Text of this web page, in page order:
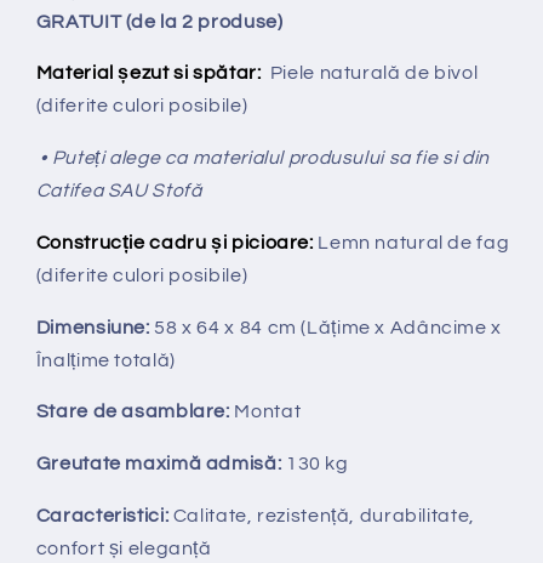
GRATUIT (de la 2 produse)
Material șezut si spătar: Piele naturală de bivol
(diferite culori posibile)
• Puteți alege ca materialul produsului sa fie si din
Catifea SAU Stofă
Construcție cadru și picioare: Lemn natural de fag
(diferite culori posibile)
Dimensiune: 58 x 64 x 84 cm(Lățime x Adâncime x
Înalțime totală)
Stare de asamblare: Montat
Greutate maximă admisă: 130 kg
Caracteristici: Calitate, rezistență, durabilitate,
confort și eleganță